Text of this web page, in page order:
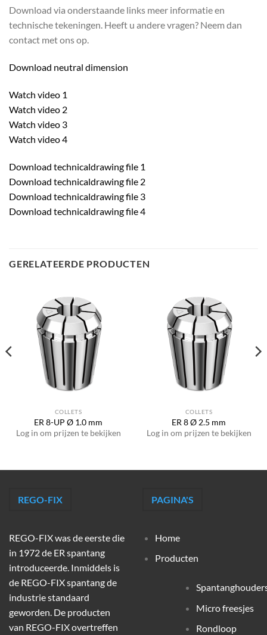
Download via onderstaande links meer informatie en
technische tekeningen. Heeft u andere vragen? Neem dan
contact met ons op.
Download neutral dimension
Watch video 1
Watch video 2
Watch video 3
Watch video 4
Download technicaldrawing file 1
Download technicaldrawing file 2
Download technicaldrawing file 3
Download technicaldrawing file 4
GERELATEERDE PRODUCTEN
COLLETS
ER 8-UP Ø 1.0 mm
Log in om prijzen te bekijken
COLLETS
ER 8 Ø 2.5 mm
Log in om prijzen te bekijken
REGO-FIX
REGO-FIX was de eerste die
in 1972 de ER spantang
introduceerde. Inmiddels is
de REGO-FIX spantang de
industrie standaard
geworden. De producten
van REGO-FIX overtreffen
PAGINA'S
Home
Producten
Micro freesjes
Rondloop